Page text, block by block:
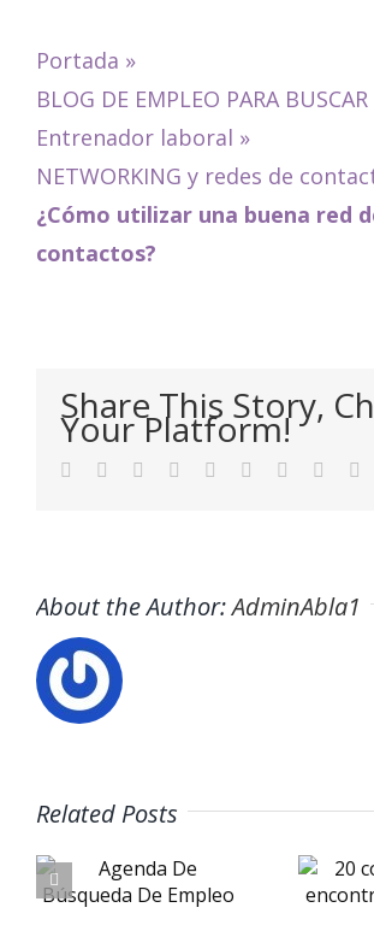
Portada »
BLOG DE EMPLEO PARA BUSCAR
Entrenador laboral »
NETWORKING y redes de
¿Cómo utilizar una buena red
contactos?
Share This Story,
Your Platform!
Facebook
TwitterLinkedIn
Reddit WhatsApp
TumblrPinterest
About the Author:AdminAbla1
Related Posts
para